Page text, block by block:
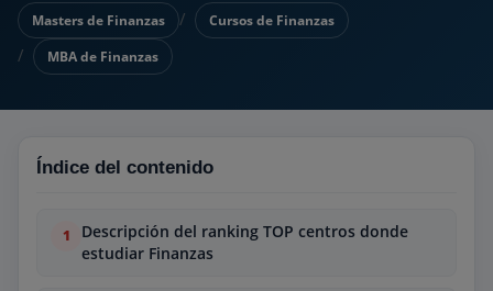
Masters de Finanzas
Cursos de Finanzas
MBA de Finanzas
Índice del contenido
Descripción del ranking TOP centros donde
estudiar Finanzas